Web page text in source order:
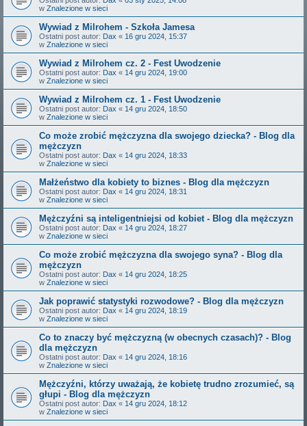
w Znalezione w sieci
Wywiad z Milrohem - Szkoła Jamesa
Ostatni post autor: Dax « 16 gru 2024, 15:37
w Znalezione w sieci
Wywiad z Milrohem cz. 2 - Fest Uwodzenie
Ostatni post autor: Dax « 14 gru 2024, 19:00
w Znalezione w sieci
Wywiad z Milrohem cz. 1 - Fest Uwodzenie
Ostatni post autor: Dax « 14 gru 2024, 18:50
w Znalezione w sieci
Co może zrobić mężczyzna dla swojego dziecka? - Blog dla
mężczyzn
Ostatni post autor: Dax « 14 gru 2024, 18:33
w Znalezione w sieci
Małżeństwo dla kobiety to biznes - Blog dla mężczyzn
Ostatni post autor: Dax « 14 gru 2024, 18:31
w Znalezione w sieci
Mężczyźni są inteligentniejsi od kobiet - Blog dla mężczyzn
Ostatni post autor: Dax « 14 gru 2024, 18:27
w Znalezione w sieci
Co może zrobić mężczyzna dla swojego syna? - Blog dla
mężczyzn
Ostatni post autor: Dax « 14 gru 2024, 18:25
w Znalezione w sieci
Jak poprawić statystyki rozwodowe? - Blog dla mężczyzn
Ostatni post autor: Dax « 14 gru 2024, 18:19
w Znalezione w sieci
Co to znaczy być mężczyzną (w obecnych czasach)? - Blog
dla mężczyzn
Ostatni post autor: Dax « 14 gru 2024, 18:16
w Znalezione w sieci
Mężczyźni, którzy uważają, że kobietę trudno zrozumieć, są
głupi - Blog dla mężczyzn
Ostatni post autor: Dax « 14 gru 2024, 18:12
w Znalezione w sieci